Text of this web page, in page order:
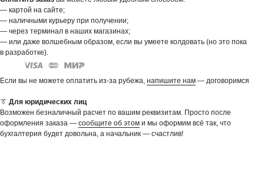
— картой на сайте;
— наличными курьеру при получении;
— через терминал в наших магазинах;
— или даже волшебным образом, если вы умеете колдовать (но это пока
в разработке).
Если вы не можете оплатить из-за рубежа, напишите нам — договоримся
👔 Для юридических лиц
Возможен безналичный расчет по вашим реквизитам. Просто после
оформления заказа — сообщите об этом и мы оформим всё так, что
бухгалтерия будет довольна, а начальник — счастлив!